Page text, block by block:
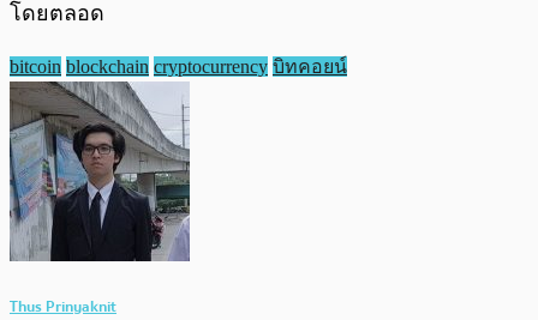
โดยตลอด
bitcoin blockchain cryptocurrency บิทคอยน์
Thus Prinyaknit